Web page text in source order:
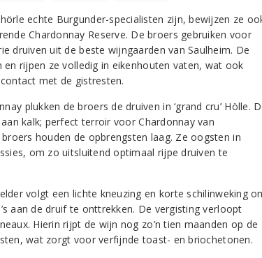
echte Burgunder-specialisten zijn, bewijzen ze
Chardonnay Reserve. De broers gebruiken voor
druiven uit de beste wijngaarden van Saulheim. De
en rijpen ze volledig in eikenhouten vaten, wat ook
met de gistresten.
plukken de broers de druiven in ‘grand cru’ Hölle.
kalk; perfect terroir voor Chardonnay van
houden de opbrengsten laag. Ze oogsten in
om zo uitsluitend optimaal rijpe druiven te
volgt een lichte kneuzing en korte schilinweking
aan de druif te onttrekken. De vergisting verloopt
Hierin rijpt de wijn nog zo’n tien maanden op de
wat zorgt voor verfijnde toast- en briochetonen.